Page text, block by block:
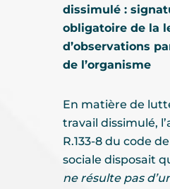
dissimulé :
obligatoire de la
d’observations
de l’organisme
En matière de
travail dissimulé,
R.133-8 du code
sociale disposait
ne résulte pas